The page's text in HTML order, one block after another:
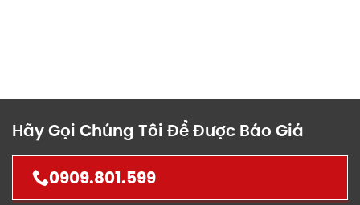
Hãy Gọi Chúng Tôi Để Được Báo Giá
0909.801.599